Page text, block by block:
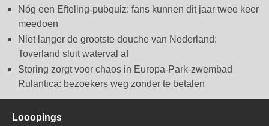
Nóg een Efteling-pubquiz: fans kunnen dit jaar twee keer
meedoen
Niet langer de grootste douche van Nederland:
Toverland sluit waterval af
Storing zorgt voor chaos in Europa-Park-zwembad
Rulantica: bezoekers weg zonder te betalen
Looopings